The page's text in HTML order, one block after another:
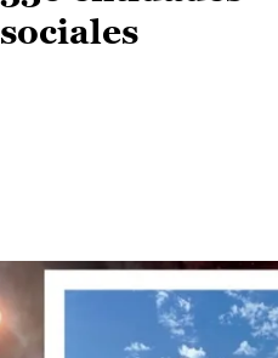
sociales